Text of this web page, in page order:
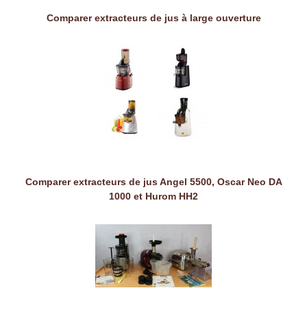
Comparer extracteurs de jus à large ouverture
Comparer extracteurs de jus Angel 5500, Oscar Neo DA
1000 et Hurom HH2